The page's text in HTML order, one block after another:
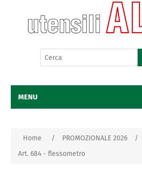
MENU
Home / PROMOZIONALE 2026
/
Art. 684 - flessometro